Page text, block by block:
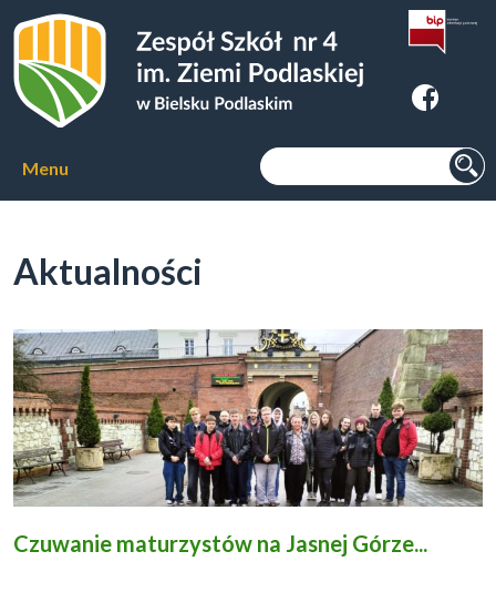
Zespoł Szkół nr 4 im. Ziemi
Podlaskiej w Bielsku Podlaskim
Szukaj:
Menu
Kierunki kształcenia ▼
Kursy zawodowe ▼
Internat
Uczeń i rodzic
Aktualności
Czuwanie maturzystów na Jasnej Górze...